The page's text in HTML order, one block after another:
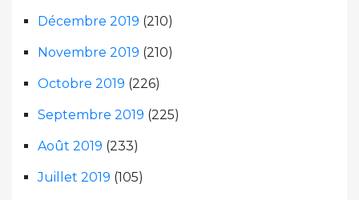
Décembre 2019 (210)
Novembre 2019 (210)
Octobre 2019 (226)
Septembre 2019 (225)
Août 2019 (233)
Juillet 2019 (105)